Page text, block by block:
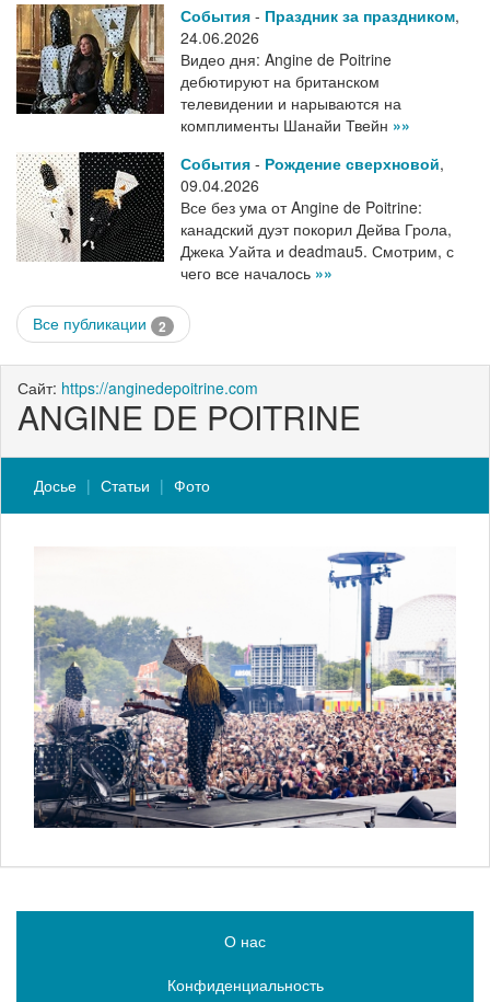
События - Праздник за праздником,
24.06.2026
Видео дня: Angine de Poitrine
дебютируют на британском
телевидении и нарываются на
комплименты Шанайи Твейн »»
События - Рождение сверхновой,
09.04.2026
Все без ума от Angine de Poitrine:
канадский дуэт покорил Дейва Грола,
Джека Уайта и deadmau5. Смотрим, с
чего все началось »»
Все публикации 2
Сайт: https://anginedepoitrine.com
ANGINE DE POITRINE
Досье Статьи Фото
О нас
Конфиденциальность